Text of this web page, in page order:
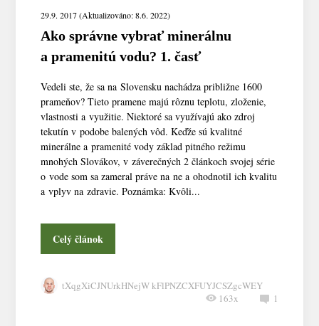
29.9. 2017 (Aktualizováno: 8.6. 2022)
Ako správne vybrať minerálnu
a pramenitú vodu? 1. časť
Vedeli ste, že sa na Slovensku nachádza približne 1600
prameňov? Tieto pramene majú rôznu teplotu, zloženie,
vlastnosti a využitie. Niektoré sa využívajú ako zdroj
tekutín v podobe balených vôd. Keďže sú kvalitné
minerálne a pramenité vody základ pitného režimu
mnohých Slovákov, v záverečných 2 článkoch svojej série
o vode som sa zameral práve na ne a ohodnotil ich kvalitu
a vplyv na zdravie. Poznámka: Kvôli...
Celý článok
tXqgXiCJNUrkHNejW kFlPNZCXFUYJCSZgcWEY
1
163x